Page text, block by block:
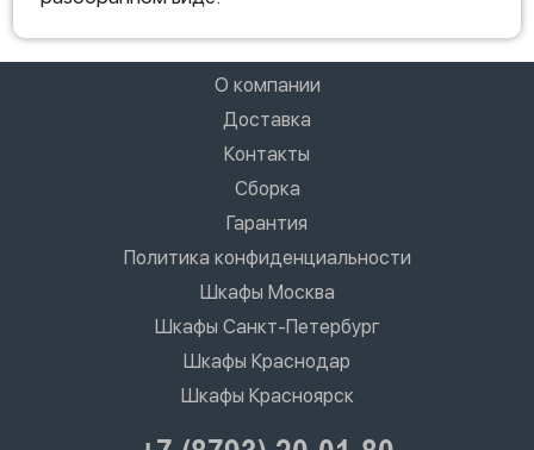
О компании
Доставка
Контакты
Сборка
Гарантия
Политика конфиденциальности
Шкафы Москва
Шкафы Санкт-Петербург
Шкафы Краснодар
Шкафы Красноярск